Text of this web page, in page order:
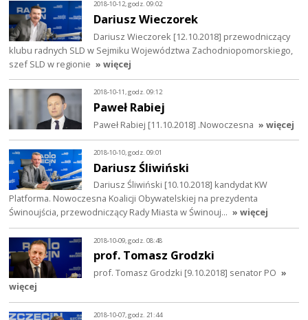
2018-10-12, godz. 09:02
Dariusz Wieczorek
Dariusz Wieczorek [12.10.2018] przewodniczący
klubu radnych SLD w Sejmiku Województwa Zachodniopomorskiego,
szef SLD w regionie » więcej
2018-10-11, godz. 09:12
Paweł Rabiej
Paweł Rabiej [11.10.2018] .Nowoczesna » więcej
2018-10-10, godz. 09:01
Dariusz Śliwiński
Dariusz Śliwiński [10.10.2018] kandydat KW
Platforma. Nowoczesna Koalicji Obywatelskiej na prezydenta
Świnoujścia, przewodniczący Rady Miasta w Świnouj… » więcej
2018-10-09, godz. 08:48
prof. Tomasz Grodzki
prof. Tomasz Grodzki [9.10.2018] senator PO »
więcej
2018-10-07, godz. 21:44